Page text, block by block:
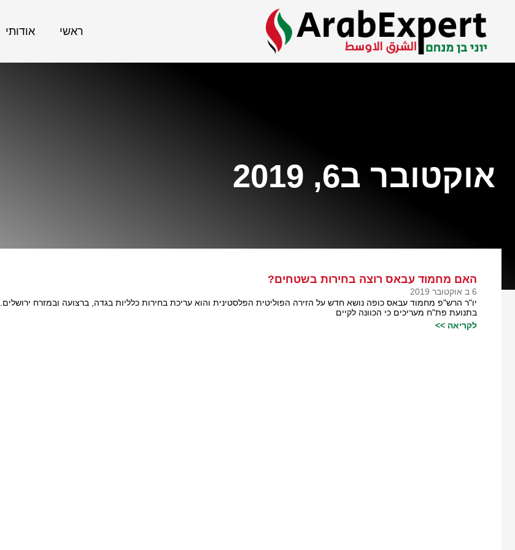
ראשי אודותי
אוקטובר ב6, 2019
האם מחמוד עבאס רוצה בחירות בשטחים?
6 ב אוקטובר 2019
יו"ר הרש"פ מחמוד עבאס כופה נושא חדש על הזירה הפוליטית הפלסטינית והוא עריכת בחירות כלליות בגדה, ברצועה ובמזרח ירושלים.
בתנועת פת"ח מעריכים כי הכוונה לקיים
לקריאה >>